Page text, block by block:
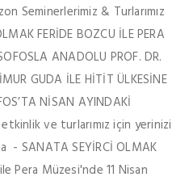
Seminerlerimiz & Turlarımız
FERİDE BOZCU İLE PERA
ANADOLU PROF. DR.
GUDA İLE HİTİT ÜLKESİNE
NİSAN AYINDAKİ
etkinlik ve turlarımız için yerinizi
- SANATA SEYİRCİ OLMAK
Pera Müzesi'nde 11 Nisan